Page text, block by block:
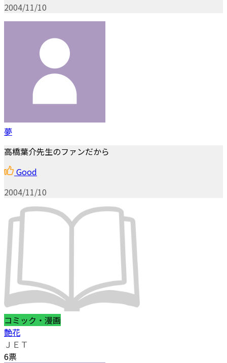
2004/11/10
夢
高橋葉介先生のファンだから
Good
2004/11/10
コミック・漫画
艶花
ＪＥＴ
6票